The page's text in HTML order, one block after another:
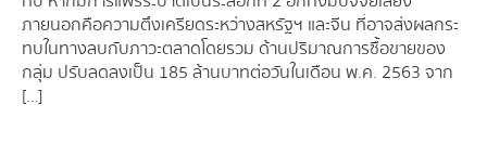
ภายนอกคือความตึงเครียดระหว่างสหรัฐฯ และจีน ที่อาจส่งผลกระ
ทบในทางลบกับภาวะตลาดโดยรวม ด้านปริมาณการซื้อขายของ
กลุ่ม ปรับลดลงเป็น 185 ล้านบาทต่อวันในเดือน พ.ค. 2563 จาก
[…]